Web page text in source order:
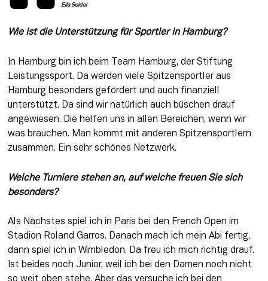
Ella Seidel
Wie ist die Unterstützung für Sportler in Hamburg?
In Hamburg bin ich beim Team Hamburg, der Stiftung
Leistungssport. Da werden viele Spitzensportler aus
Hamburg besonders gefördert und auch finanziell
unterstützt. Da sind wir natürlich auch büschen drauf
angewiesen. Die helfen uns in allen Bereichen, wenn wir
was brauchen. Man kommt mit anderen Spitzensportlern
zusammen. Ein sehr schönes Netzwerk.
Welche Turniere stehen an, auf welche freuen Sie sich
besonders?
Als Nächstes spiel ich in Paris bei den French Open im
Stadion Roland Garros. Danach mach ich mein Abi fertig,
dann spiel ich in Wimbledon. Da freu ich mich richtig drauf.
Ist beides noch Junior, weil ich bei den Damen noch nicht
so weit oben stehe. Aber das versuche ich bei den